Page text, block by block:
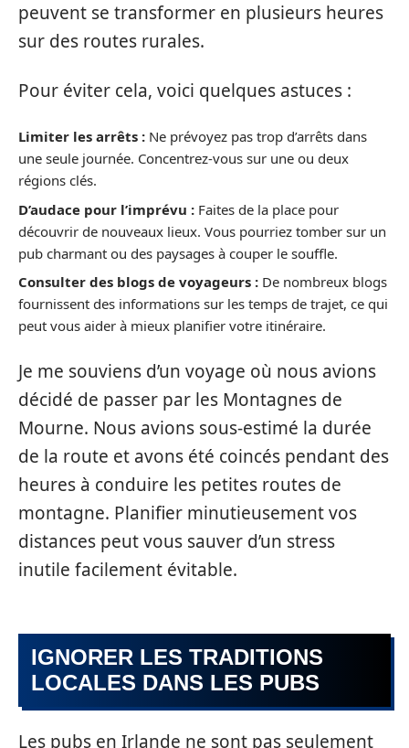
peuvent se transformer en plusieurs heures
sur des routes rurales.
Pour éviter cela, voici quelques astuces :
Limiter les arrêts : Ne prévoyez pas trop d’arrêts dans
une seule journée. Concentrez-vous sur une ou deux
régions clés.
D’audace pour l’imprévu : Faites de la place pour
découvrir de nouveaux lieux. Vous pourriez tomber sur un
pub charmant ou des paysages à couper le souffle.
Consulter des blogs de voyageurs : De nombreux blogs
fournissent des informations sur les temps de trajet, ce qui
peut vous aider à mieux planifier votre itinéraire.
Je me souviens d’un voyage où nous avions
décidé de passer par les Montagnes de
Mourne. Nous avions sous-estimé la durée
de la route et avons été coincés pendant des
heures à conduire les petites routes de
montagne. Planifier minutieusement vos
distances peut vous sauver d’un stress
inutile facilement évitable.
IGNORER LES TRADITIONS
LOCALES DANS LES PUBS
Les pubs en Irlande ne sont pas seulement